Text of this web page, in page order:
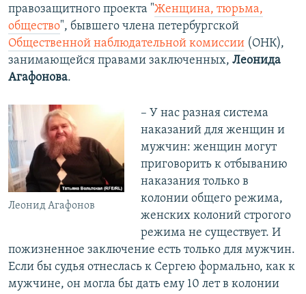
правозащитного проекта "Женщина, тюрьма,
общество", бывшего члена петербургской
Общественной наблюдательной комиссии (ОНК),
занимающейся правами заключенных, Леонида
Агафонова.
Леонид Агафонов
– У нас разная система
наказаний для женщин и
мужчин: женщин могут
приговорить к отбыванию
наказания только в
колонии общего режима,
женских колоний строгого
режима не существует. И
пожизненное заключение есть только для мужчин.
Если бы судья отнеслась к Сергею формально, как к
мужчине, он могла бы дать ему 10 лет в колонии